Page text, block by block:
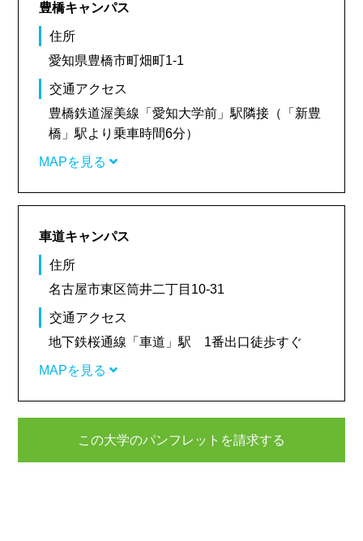
豊橋キャンパス
住所
愛知県豊橋市町畑町1-1
交通アクセス
豊橋鉄道渥美線「愛知大学前」駅隣接（「新豊
橋」駅より乗車時間6分）
MAPを見る
車道キャンパス
住所
名古屋市東区筒井二丁目10-31
交通アクセス
地下鉄桜通線「車道」駅 1番出口徒歩すぐ
MAPを見る
この大学のパンフレットを請求する